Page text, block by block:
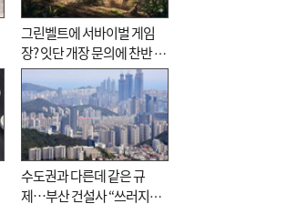
그린벨트에 서바이벌 게임
장? 잇단 개장 문의에 찬반 논
쟁
수도권과 다른데 같은 규
제…부산 건설사 “쓰러지기